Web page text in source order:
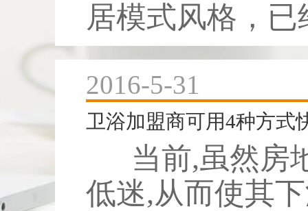
居模式风格，已
2016-5-31
卫浴加盟商可用4种方式
当前,虽然房
低迷,从而使其